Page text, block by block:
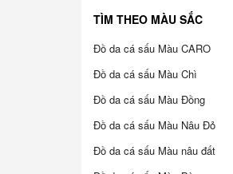
TÌM THEO MÀU SẮC
Đồ da cá sấu Màu CARO
Đồ da cá sấu Màu Chì
Đồ da cá sấu Màu Đồng
Đồ da cá sấu Màu Nâu Đỏ
Đồ da cá sấu Màu nâu đất